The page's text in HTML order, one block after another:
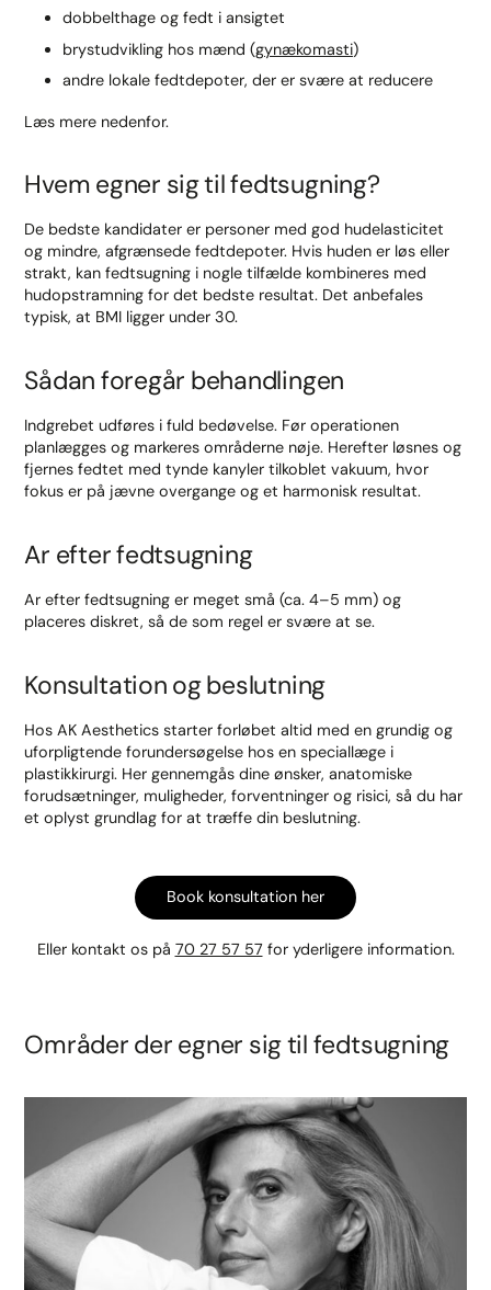
dobbelthage og fedt i ansigtet
brystudvikling hos mænd (gynækomasti)
andre lokale fedtdepoter, der er svære at reducere
Læs mere nedenfor.
Hvem egner sig til fedtsugning?
De bedste kandidater er personer med god hudelasticitet
og mindre, afgrænsede fedtdepoter. Hvis huden er løs eller
strakt, kan fedtsugning i nogle tilfælde kombineres med
hudopstramning for det bedste resultat. Det anbefales
typisk, at BMI ligger under 30.
Sådan foregår behandlingen
Indgrebet udføres i fuld bedøvelse. Før operationen
planlægges og markeres områderne nøje. Herefter løsnes og
fjernes fedtet med tynde kanyler tilkoblet vakuum, hvor
fokus er på jævne overgange og et harmonisk resultat.
Ar efter fedtsugning
Ar efter fedtsugning er meget små (ca. 4–5 mm) og
placeres diskret, så de som regel er svære at se.
Konsultation og beslutning
Hos AK Aesthetics starter forløbet altid med en grundig og
uforpligtende forundersøgelse hos en speciallæge i
plastikkirurgi. Her gennemgås dine ønsker, anatomiske
forudsætninger, muligheder, forventninger og risici, så du har
et oplyst grundlag for at træffe din beslutning.
Book konsultation her
Eller kontakt os på 70 27 57 57for yderligere information.
Områder der egner sig til fedtsugning